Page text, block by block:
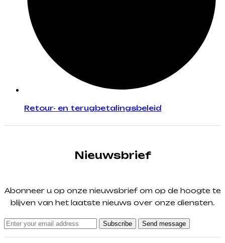
Retour- en terugbetalingsbeleid
Nieuwsbrief
Abonneer u op onze nieuwsbrief om op de hoogte te
blijven van het laatste nieuws over onze diensten.
Subscribe Send message